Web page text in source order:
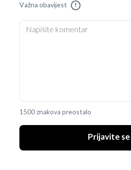
Važna obavijest !
1500 znakova preostalo
Prijavite se